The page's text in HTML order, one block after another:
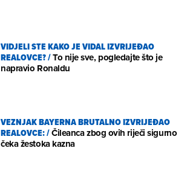
VIDJELI STE KAKO JE VIDAL IZVRIJEĐAO
REALOVCE?/To nije sve, pogledajte što je
napravio Ronaldu
VEZNJAK BAYERNA BRUTALNO IZVRIJEĐAO
REALOVCE:/Čileanca zbog ovih riječi sigurno
čeka žestoka kazna